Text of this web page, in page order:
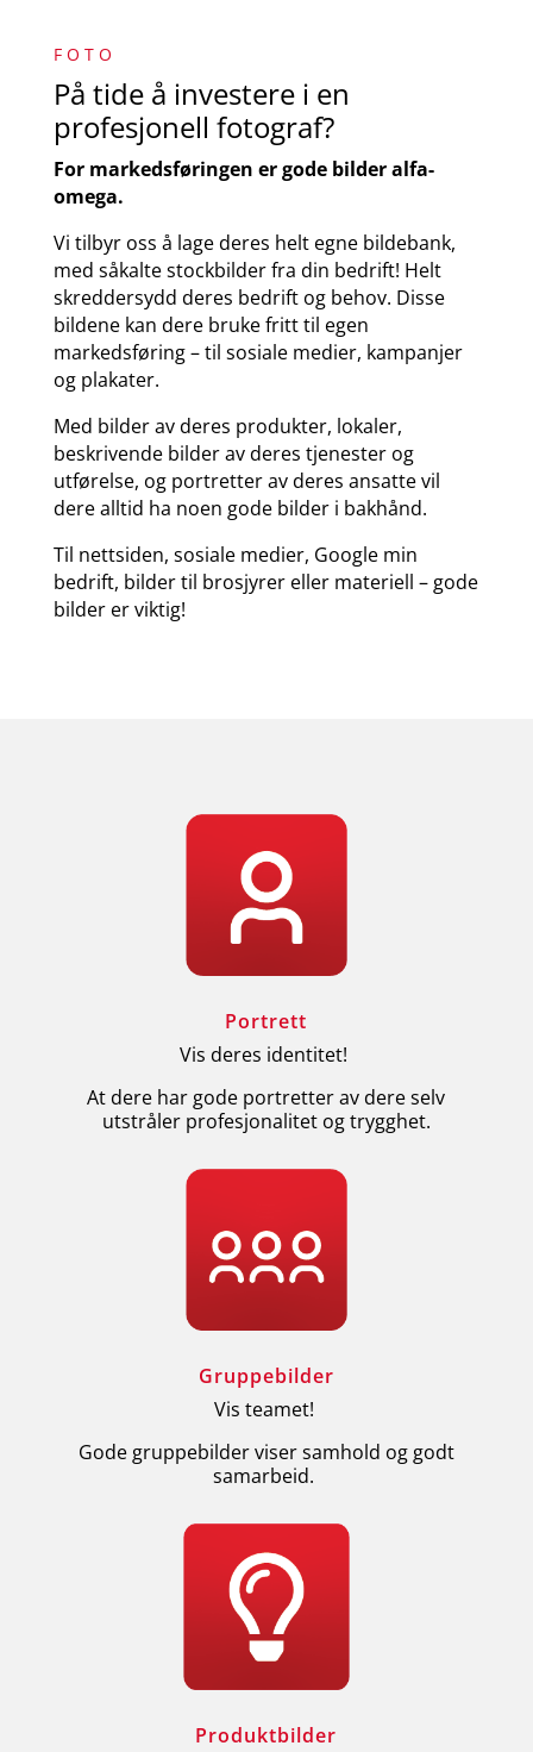
F O T O
På tide å investere i en
profesjonell fotograf?
For markedsføringen er gode bilder alfa-
omega.
Vi tilbyr oss å lage deres helt egne bildebank,
med såkalte stockbilder fra din bedrift! Helt
skreddersydd deres bedrift og behov. Disse
bildene kan dere bruke fritt til egen
markedsføring – til sosiale medier, kampanjer
og plakater.
Med bilder av deres produkter, lokaler,
beskrivende bilder av deres tjenester og
utførelse, og portretter av deres ansatte vil
dere alltid ha noen gode bilder i bakhånd.
Til nettsiden, sosiale medier, Google min
bedrift, bilder til brosjyrer eller materiell – gode
bilder er viktig!
Portrett
Vis deres identitet!
At dere har gode portretter av dere selv
utstråler profesjonalitet og trygghet.
Gruppebilder
Vis teamet!
Gode gruppebilder viser samhold og godt
samarbeid.
Produktbilder